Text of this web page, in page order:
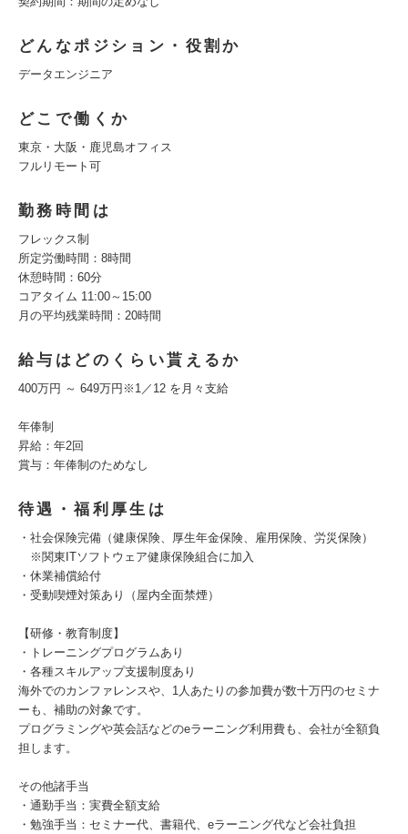
どんなポジション・役割か
データエンジニア
どこで働くか
東京・大阪・鹿児島オフィス
フルリモート可
勤務時間は
フレックス制
所定労働時間：8時間
休憩時間：60分
コアタイム 11:00～15:00
月の平均残業時間：20時間
給与はどのくらい貰えるか
400万円 ～ 649万円※1／12 を月々支給
年俸制
昇給：年2回
賞与：年俸制のためなし
待遇・福利厚生は
・社会保険完備（健康保険、厚生年金保険、雇用保険、労災保険）
※関東ITソフトウェア健康保険組合に加入
・休業補償給付
・受動喫煙対策あり（屋内全面禁煙）
【研修・教育制度】
・トレーニングプログラムあり
・各種スキルアップ支援制度あり
海外でのカンファレンスや、1人あたりの参加費が数十万円のセミナ
ーも、補助の対象です。
プログラミングや英会話などのeラーニング利用費も、会社が全額負
担します。
その他諸手当
・通勤手当：実費全額支給
・勉強手当：セミナー代、書籍代、eラーニング代など会社負担